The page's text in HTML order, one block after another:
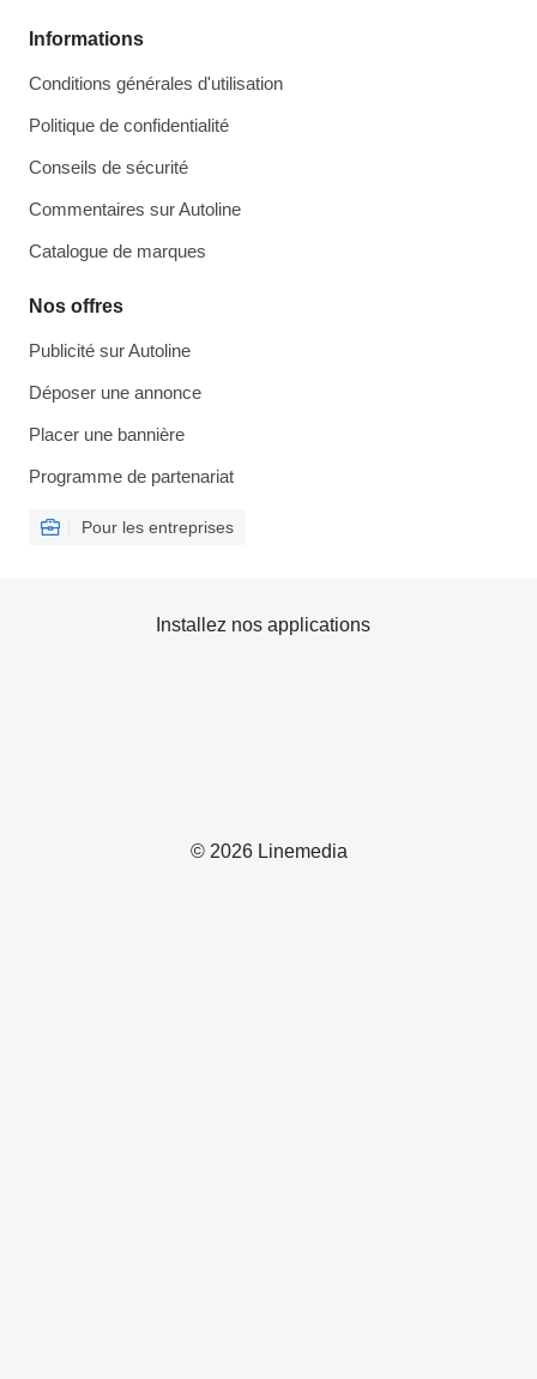
Informations
Conditions générales d'utilisation
Politique de confidentialité
Conseils de sécurité
Commentaires sur Autoline
Catalogue de marques
Nos offres
Publicité sur Autoline
Déposer une annonce
Placer une bannière
Programme de partenariat
Pour les entreprises
© 2026 Linemedia
Installez nos applications